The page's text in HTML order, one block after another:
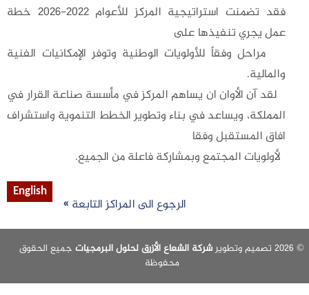
فقد تضمنت استراتيجية المركز للأعوام 2022-2026 خطة
عمل يجري تنفيذها على
مراحل وفقاً للأولويات الوطنية وتوفر الإمكانيات الفنية
والمالية.
لقد آن الأوان ان يساهم المركز في مأسسة صناعة القرار في
المملكة، ويساعد في بناء وتطوير الخطط التنموية واستشراف
افاق المستقبل وفقا
لأولويات المجتمع وبمشاركة فاعلة من الجميع.
English
الرجوع الى المراكز التابعة »
شركة الشعاع الأزرق لحلول البرمجياتجميع الحقوق
محفوظة